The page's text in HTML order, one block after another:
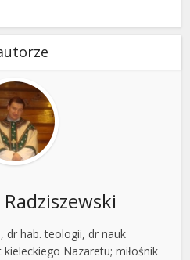
dr hab. teologii, dr nauk
Nazaretu; miłośnik